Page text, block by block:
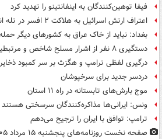
فیفا توهین‌کنندگان به اینفانتینو را تهدید کرد
اعتراف ارتش اسرائیل به هلاکت ۲ افسر در تله انفجاری حزب‌الله
بغداد: نباید از خاک عراق به کشورهای دیگر
دستگیری ۸ نفر از اشرار مسلح شاخص و مرتبطین گروهک های تروریستی
درگیری لفظی ترامپ و هگزث بر سر کمبود
دردسر جدید برای سرخپوشان
موج بارش‌های تابستانه در راه ۱۱ استان
ونس: ایرانی‌ها مذاکره‌کنندگان سرسختی هستند
ترامپ: توافق با ایران را ترجیح می‌دهم
صفحه نخست روزنامه‌های پنجشنبه ۱۵ مرداد ۱۴۰۵